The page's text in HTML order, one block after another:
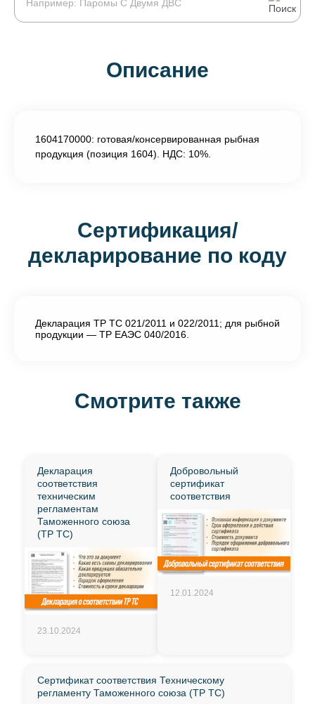
Описание
1604170000: готовая/консервированная рыбная
продукция (позиция 1604). НДС: 10%.
Сертификация/
декларирование по коду
Декларация ТР ТС 021/2011 и 022/2011; для рыбной
продукции — ТР ЕАЭС 040/2016.
Смотрите также
Декларация
соответствия
техническим
регламентам
Таможенного союза
(ТР ТС)
23.10.2024
Добровольный
сертификат
соответствия
12.01.2024
Сертификат соответствия Техническому
регламенту Таможенного союза (ТР ТС)